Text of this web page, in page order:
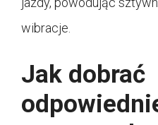
wibracje.
Jak dobrać